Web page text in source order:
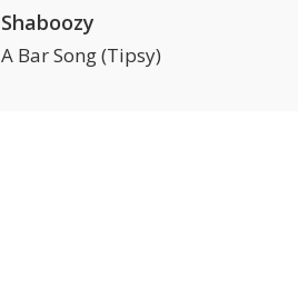
Shaboozy
A Bar Song (Tipsy)